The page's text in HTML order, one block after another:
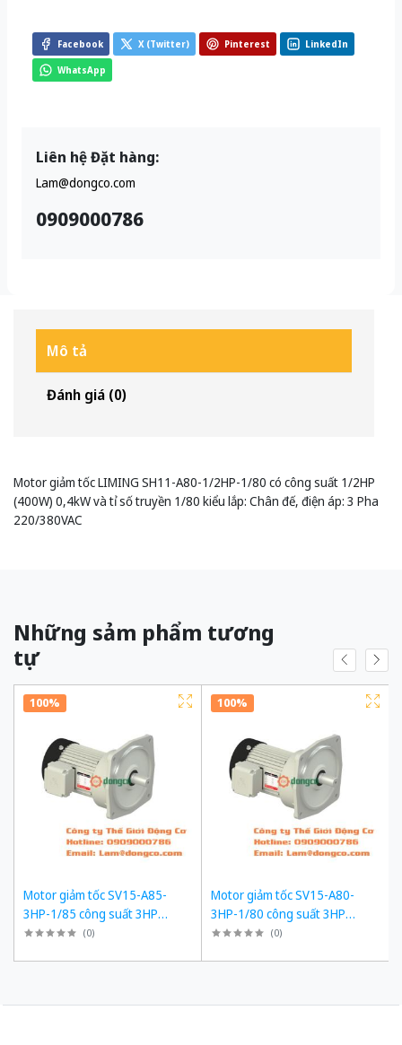
Facebook X (Twitter) Pinterest LinkedIn
WhatsApp
Liên hệ Đặt hàng:
Lam@dongco.com
0909000786
Mô tả
Đánh giá (0)
Motor giảm tốc LIMING SH11-A80-1/2HP-1/80 có công suất 1/2HP
(400W) 0,4kW và tỉ số truyền 1/80 kiểu lắp: Chân đế, điện áp: 3 Pha
220/380VAC
Những sảm phẩm tương
tự
100%
Motor giảm tốc SV15-A85-
3HP-1/85 công suất 3HP
(2200W) 2,2kW 1/85 kiểu lắp
(0)
100%
Motor giảm tốc SV15-A80-
3HP-1/80 công suất 3HP
(2200W) 2,2kW 1/80 kiểu lắp
(0)